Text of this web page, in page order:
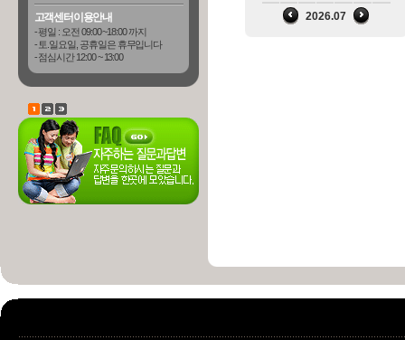
고객센터이용안내
- 평일 : 오전 09:00 ~18:00 까지
- 토.일요일, 공휴일은 휴무입니다
- 점심시간 12:00 ~ 13:00
2026.07